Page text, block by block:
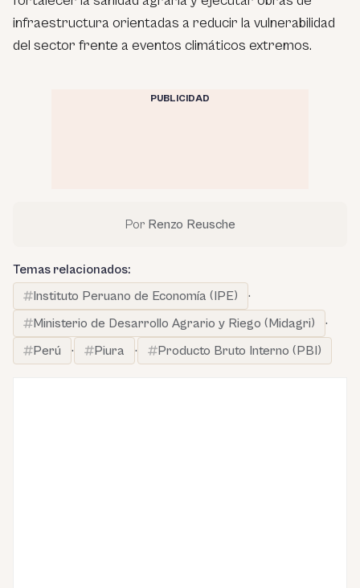
infraestructura orientadas a reducir la vulnerabilidad
del sector frente a eventos climáticos extremos.
PUBLICIDAD
Por Renzo Reusche
Temas relacionados:
Instituto Peruano de Economía (IPE)
·
Ministerio de Desarrollo Agrario y Riego (Midagri)
·
Perú
· Piura · Producto Bruto Interno (PBI)